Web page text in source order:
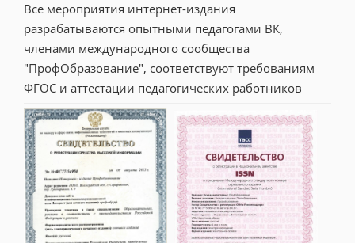
Все мероприятия интернет-издания
разрабатываются опытными педагогами ВК,
членами международного сообщества
"ПрофОбразование", соответствуют требованиям
ФГОС и аттестации педагогических работников